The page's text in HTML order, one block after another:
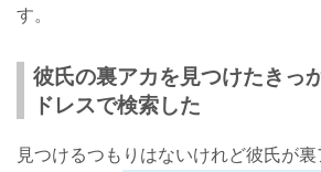
す。
彼氏の裏アカを見つけたきっ
ドレスで検索した
見つけるつもりはないけれど彼氏が